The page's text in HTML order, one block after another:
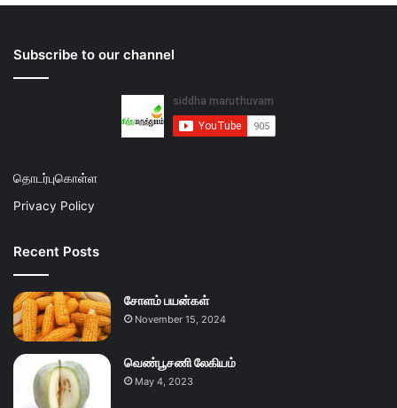
Subscribe to our channel
தொடர்புகொள்ள
Privacy Policy
Recent Posts
சோளம் பயன்கள்
November 15, 2024
வெண்பூசணி லேகியம்
May 4, 2023